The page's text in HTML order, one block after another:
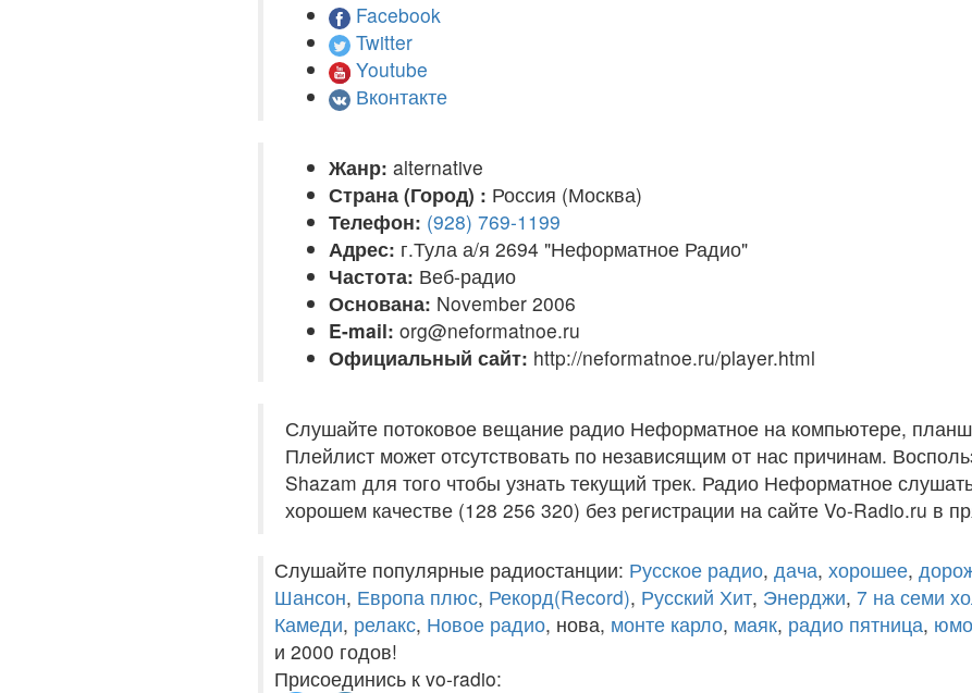
Facebook
Twitter
Youtube
Вконтакте
Жанр: alternative
Страна (Город) : Россия (Москва)
Телефон: (928) 769-1199
Адрес: г.Тула а/я 2694 "Неформатное Радио"
Частота: Веб-радио
Основана: November 2006
E-mail: org@neformatnoe.ru
Официальный сайт: http://neformatnoe.ru/player.html
Слушайте потоковое вещание радио Неформатное на компьютере,
Плейлист может отсутствовать по независящим от нас причинам.
Shazam для того чтобы узнать текущий трек. Радио Неформатное
хорошем качестве (128 256 320) без регистрации на сайте Vo-Radio.ru в
Слушайте популярные радиостанции: Русское радио, дача, хорошее,
Шансон, Европа плюс, Рекорд(Record), Русский Хит, Энерджи, 7 на семи
Камеди, релакс, Новое радио, нова, монте карло, маяк, радио пятница,
и 2000 годов!
Присоединись к vo-radio: